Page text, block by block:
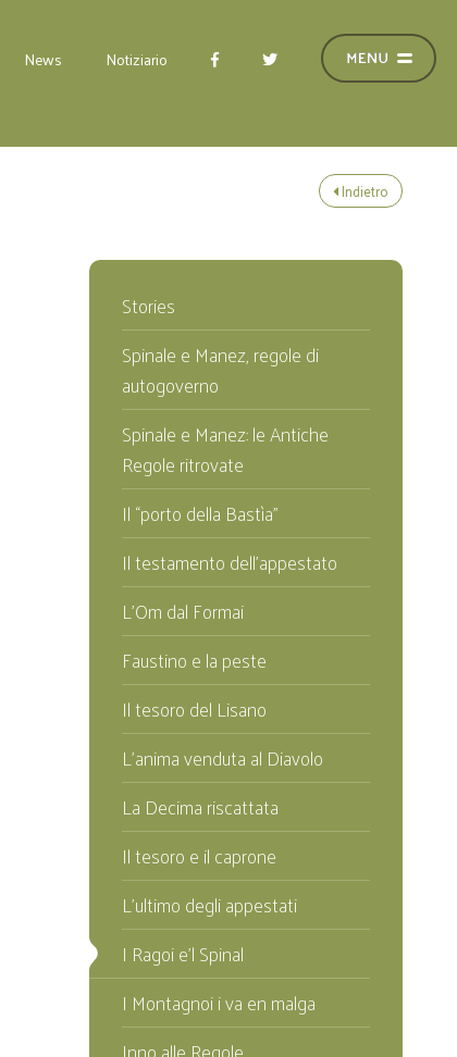
News Notiziario
Indietro
Stories
Spinale e Manez, regole di
autogoverno
Spinale e Manez: le Antiche
Regole ritrovate
Il “porto della Bastìa”
Il testamento dell’appestato
L’Om dal Formai
Faustino e la peste
Il tesoro del Lisano
L’anima venduta al Diavolo
La Decima riscattata
Il tesoro e il caprone
L'ultimo degli appestati
I Ragoi e'l Spinal
I Montagnoi i va en malga